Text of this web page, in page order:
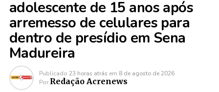
adolescente de 15 anos após
arremesso de celulares para
dentro de presídio em Sena
Madureira
Publicado 23 horas atrás em 8 de agosto de 2026
Por Redação Acrenews